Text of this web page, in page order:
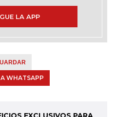
LA APP
WHATSAPP